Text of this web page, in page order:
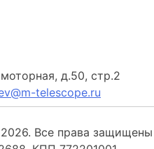
д.50, стр.2
telescope.ru
Все права защищены